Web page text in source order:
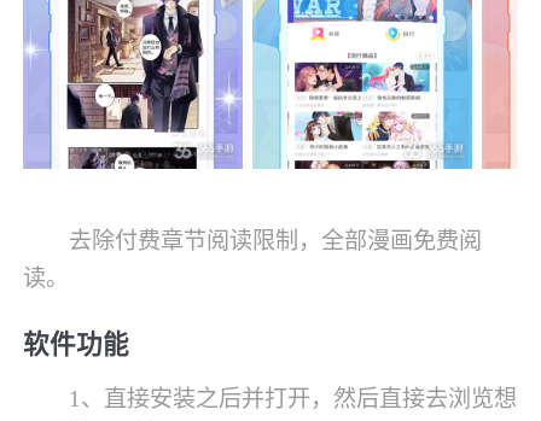
去除付费章节阅读限制，全部漫画免费阅
读。
软件功能
1、直接安装之后并打开，然后直接去浏览想